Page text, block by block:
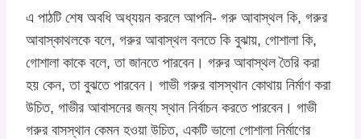
এ পাঠটি শেষ অবধি অধ্যয়ন করলে আপনি- গরু আবাস্থল কি, গরুর
আবাস্কাথলকে বলে, গরুর আবাস্থল বলতে কি বুঝায়, গোশালা কি,
গোশালা কাকে বলে, তা জানতে পারবেন। গরুর আবাস্থল তৈরি করা
হয় কেন, তা বুঝতে পারবেন। গাভী গরুর বাসস্থান কোথায় নির্মাণ করা
উচিত, গাভীর আবাসনের জন্য স্থান নির্বাচন করতে পারবেন। গাভী
গরুর বাসস্থান কেমন হওয়া উচিত, একটি ভালো গোশালা নির্মাণের